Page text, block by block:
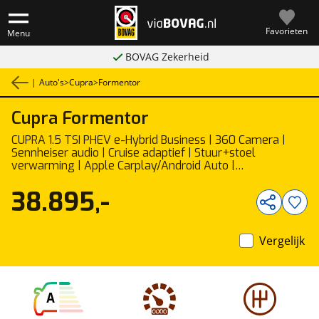
Menu Favorieten
BOVAG Zekerheid
| Auto's>Cupra>Formentor
Cupra Formentor
CUPRA 1.5 TSI PHEV e-Hybrid Business | 360 Camera |
Sennheiser audio | Cruise adaptief | Stuur+stoel
verwarming | Apple Carplay/Android Auto |
met geheugen
A
38.895,-
Vergelijk